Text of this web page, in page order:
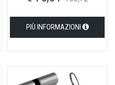
PIÙ INFORMAZIONI